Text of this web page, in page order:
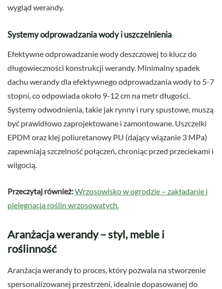
wygląd werandy.
Systemy odprowadzania wody i uszczelnienia
Efektywne odprowadzanie wody deszczowej to klucz do
długowieczności konstrukcji werandy. Minimalny spadek
dachu werandy dla efektywnego odprowadzania wody to 5-7
stopni, co odpowiada około 9-12 cm na metr długości.
Systemy odwodnienia, takie jak rynny i rury spustowe, muszą
być prawidłowo zaprojektowane i zamontowane. Uszczelki
EPDM oraz klej poliuretanowy PU (dający wiązanie 3 MPa)
zapewniają szczelność połączeń, chroniąc przed przeciekami i
wilgocią.
Przeczytaj również:Wrzosowisko w ogrodzie – zakładanie i
pielęgnacja roślin wrzosowatych.
Aranżacja werandy – styl, meble i
roślinność
Aranżacja werandy to proces, który pozwala na stworzenie
spersonalizowanej przestrzeni, idealnie dopasowanej do